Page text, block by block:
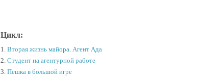
Цикл:
1. Вторая жизнь майора. Агент Ада
2. Студент на агентурной работе
3. Пешка в большой игре